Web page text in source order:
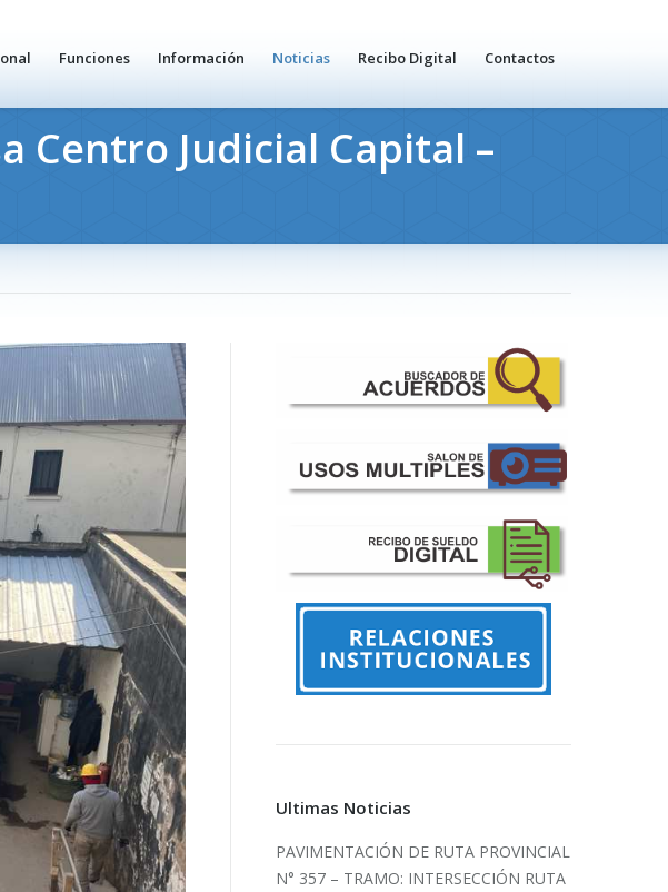
Funciones Información Noticias Recibo Digital Contactos
Centro Judicial Capital –
Ultimas Noticias
PAVIMENTACIÓN DE RUTA PROVINCIAL
N° 357 – TRAMO: INTERSECCIÓN RUTA